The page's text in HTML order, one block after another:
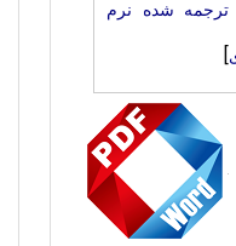
ترجمه شده نرم
]